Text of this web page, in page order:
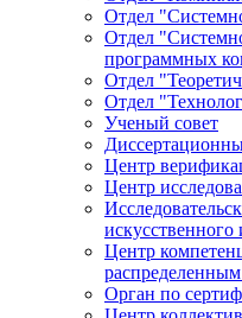
Отдел
Отдел
программных
Отдел
Отдел
Ученый совет
Центр
Центр
искусственного
Центр
Орган по